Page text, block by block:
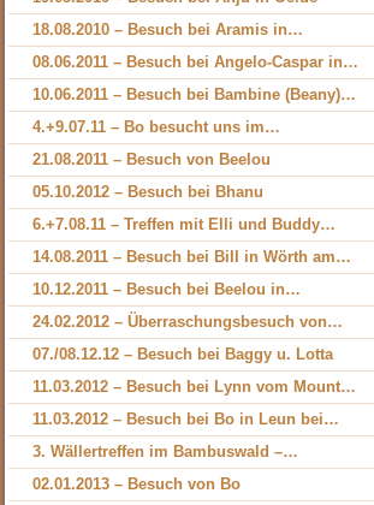
18.08.2010 – Besuch bei Aramis in…
08.06.2011 – Besuch bei Angelo-Caspar in…
10.06.2011 – Besuch bei Bambine (Beany)…
4.+9.07.11 – Bo besucht uns im…
21.08.2011 – Besuch von Beelou
05.10.2012 – Besuch bei Bhanu
6.+7.08.11 – Treffen mit Elli und Buddy…
14.08.2011 – Besuch bei Bill in Wörth am…
10.12.2011 – Besuch bei Beelou in…
24.02.2012 – Überraschungsbesuch von…
07./08.12.12 – Besuch bei Baggy u. Lotta
11.03.2012 – Besuch bei Lynn vom Mount…
11.03.2012 – Besuch bei Bo in Leun bei…
3. Wällertreffen im Bambuswald –…
02.01.2013 – Besuch von Bo